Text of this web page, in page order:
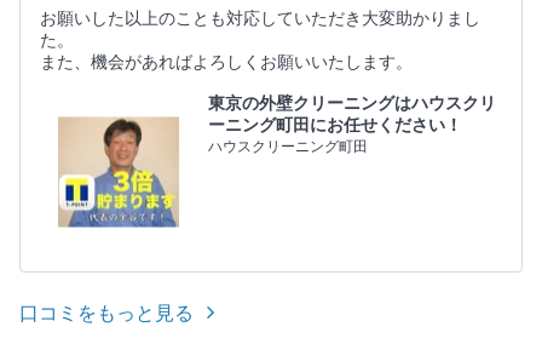
お願いした以上のことも対応していただき大変助かりまし
た。
また、機会があればよろしくお願いいたします。
東京の外壁クリーニングはハウスクリ
ーニング町田にお任せください！
ハウスクリーニング町田
口コミをもっと見る